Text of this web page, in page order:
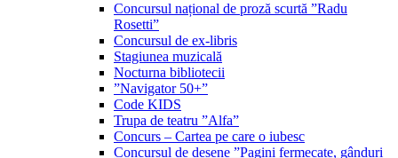
Concursul național de proză scurtă ”Radu
Rosetti”
Concursul de ex-libris
Stagiunea muzicală
Nocturna bibliotecii
”Navigator 50+”
Code KIDS
Trupa de teatru ”Alfa”
Concurs – Cartea pe care o iubesc
Concursul de desene ”Pagini fermecate, gânduri